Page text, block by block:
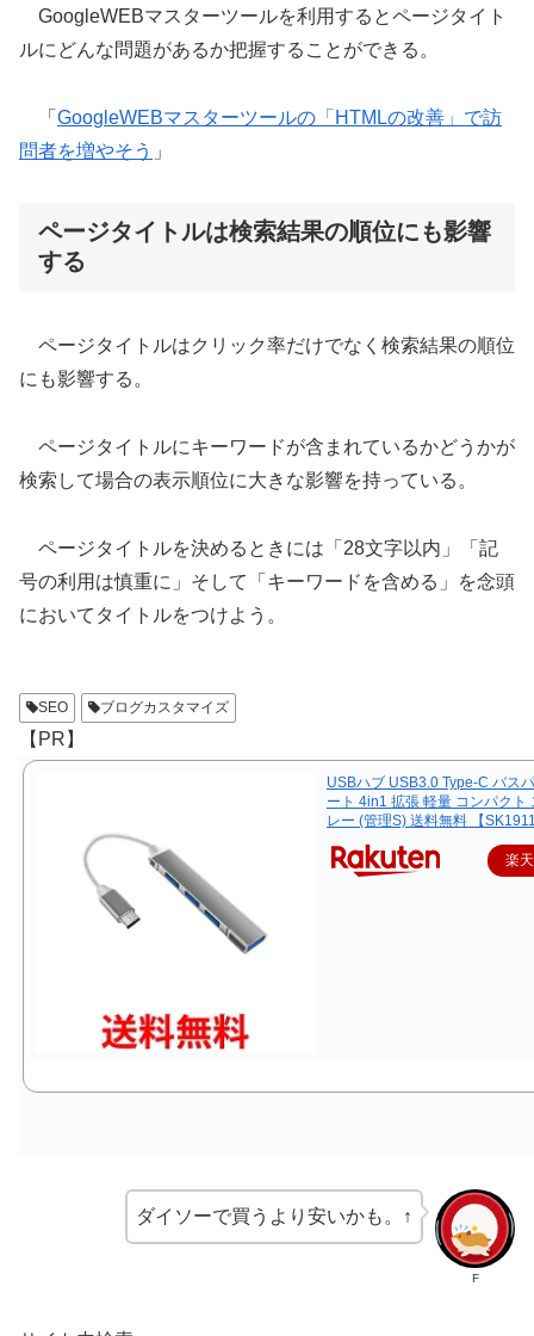
GoogleWEBマスターツールを利用するとページタイト
ルにどんな問題があるか把握することができる。
「 GoogleWEBマスターツールの「HTMLの改善」で訪
問者を増やそう 」
ページタイトルは検索結果の順位にも影響
する
ページタイトルはクリック率だけでなく検索結果の順位
にも影響する。
ページタイトルにキーワードが含まれているかどうかが
検索して場合の表示順位に大きな影響を持っている。
ページタイトルを決めるときには「28文字以内」「記
号の利用は慎重に」そして「キーワードを含める」を念頭
においてタイトルをつけよう。
SEO ブログカスタマイズ
【PR】
USBハブ USB3.0 Type-C バス
ート 4in1 拡張 軽量 コンパクト
レー (管理S) 送料無料 【
楽
F
ダイソーで買うより安いかも。↑